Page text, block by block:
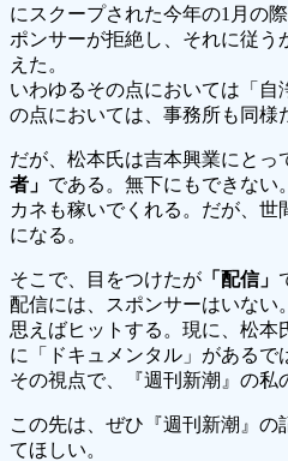
にスクープされた今年の1月の
ポンサーが拒絶し、それに従
えた。
いわゆるその点においては「自
の点においては、事務所も同様
だが、松本氏は吉本興業にとっ
者」 である。無下にもできない。
カネも稼いでくれる。だが、
になる。
そこで、目をつけたが 「配信」
配信には、スポンサーはいない
思えばヒットする。現に、松
に「ドキュメンタル」があるで
その視点で、『週刊新潮』の私
この先は、ぜひ『週刊新潮』
てほしい。